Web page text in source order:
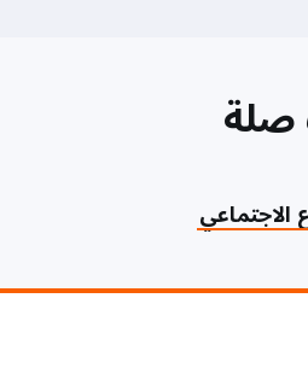
الاجتماعي